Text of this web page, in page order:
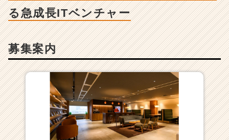
決】
上
の
革
新
的
な
自
社
る急成長ITベンチャー
募集案内